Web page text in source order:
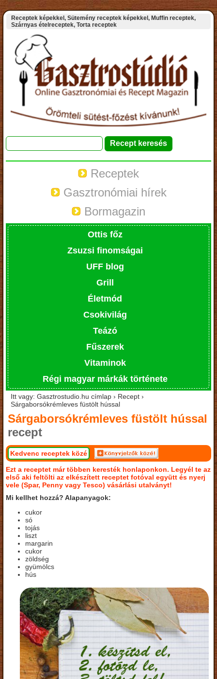
Receptek képekkel, Sütemény receptek képekkel, Muffin receptek,
Szárnyas ételreceptek, Torta receptek
Receptek
Gasztronómiai hírek
Bormagazin
Ottis főz
Zsuzsi finomságai
UFF blog
Grill
Életmód
Csokivilág
Teázó
Fűszerek
Vitaminok
Régi magyar márkák története
Itt vagy: Gasztrostudio.hu címlap › Recept ›
Sárgaborsókrémleves füstölt hússal
Sárgaborsókrémleves füstölt hússal
recept
Kedvenc receptek közé
Ezt a receptet már többen keresték honlaponkon. Legyél te az
első aki feltölti az elkészített receptet fotóval együtt és nyerj
vele (Spar, Penny vagy Tesco) vásárlási utalványt!
Mi kellhet hozzá? Alapanyagok:
cukor
só
tojás
liszt
margarin
cukor
zöldség
gyümölcs
hús